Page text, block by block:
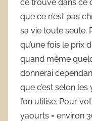
ce trouve dans ce
que ce n’est pas
sa vie toute seule.
qu’une fois le prix
quand même
donnerai
que c’est selon
l’on utilise. Pour
yaourts = environ